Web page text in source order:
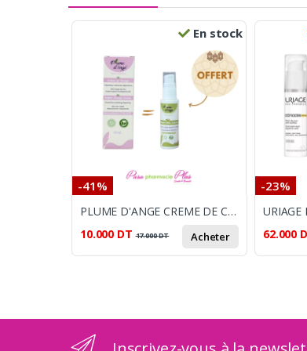
En stock
-41%
PLUME D'ANGE CREME DE CHANGE 50ML + PLUME D'ANGE LINIMENT OLEO-CALCAIRE 30ML OFFERT
10.000 DT 17.000DT Acheter
-23%
62.000